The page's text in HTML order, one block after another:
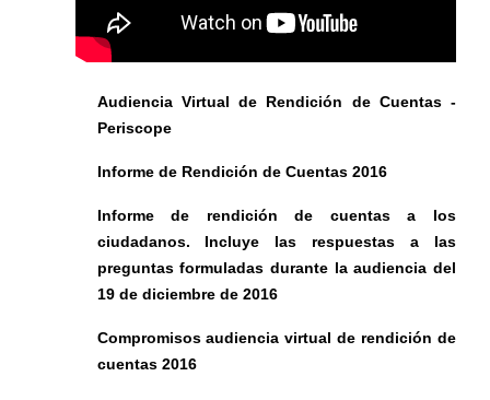
Audiencia Virtual de Rendición de Cuentas -
Periscope
Informe de Rendición de Cuentas 2016
Informe de rendición de cuentas a los
ciudadanos. Incluye las respuestas a las
preguntas formuladas durante la audiencia del
19 de diciembre de 2016
Compromisos audiencia virtual de rendición de
cuentas 2016